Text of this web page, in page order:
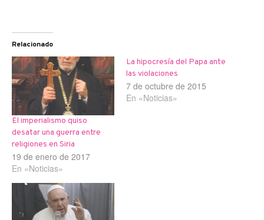
Relacionado
El imperialismo quiso
desatar una guerra entre
religiones en Siria
19 de enero de 2017
En «Noticias»
La hipocresía del Papa ante
las violaciones
7 de octubre de 2015
En «Noticias»